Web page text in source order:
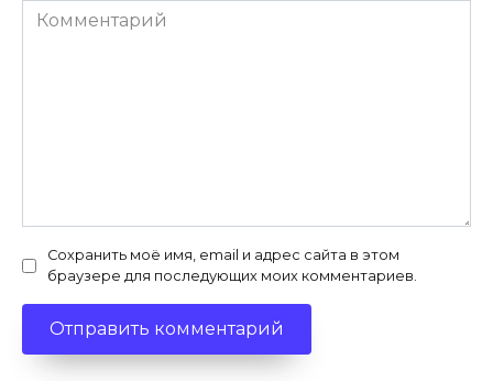
Комментарий
Сохранить моё имя, email и адрес сайта в этом
браузере для последующих моих комментариев.